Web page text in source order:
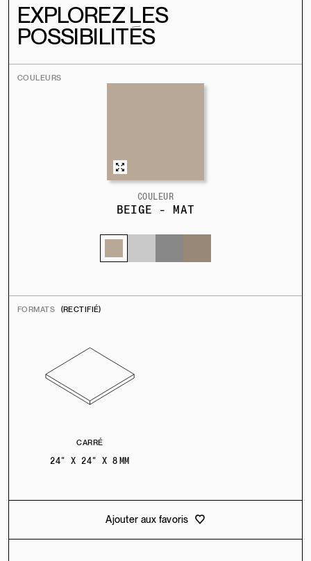
EXPLOREZ LES
POSSIBILITÉS
COULEURS
COULEUR
BEIGE - MAT
FORMATS (RECTIFIÉ)
CARRÉ
24" X 24" X 8 MM
Ajouter aux favoris